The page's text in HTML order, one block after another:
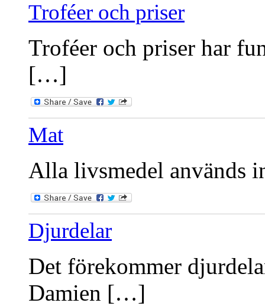
Troféer och priser
Troféer och priser har
[…]
Mat
Alla livsmedel används
Djurdelar
Det förekommer
Damien […]